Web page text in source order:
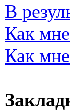
В
Как
Как